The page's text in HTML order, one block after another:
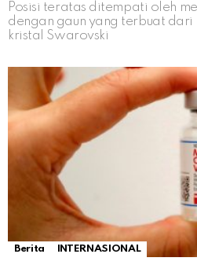
Posisi teratas ditempati oleh
dengan gaun yang terbuat
kristal Swarovski
Berita INTERNASIONAL